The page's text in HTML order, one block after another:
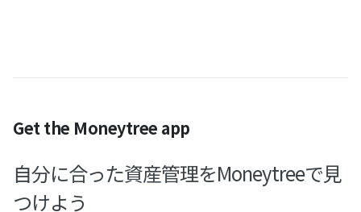
Get the Moneytree app
自分に合った資産管理をMoneytreeで見
つけよう